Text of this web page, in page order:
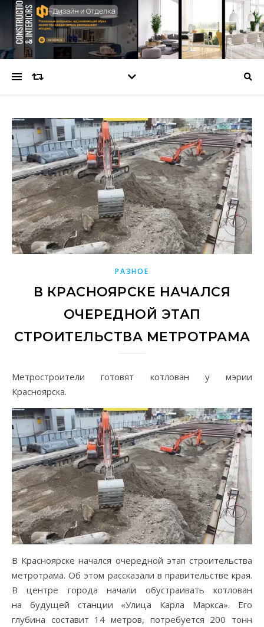
РАЗНОЕ
В КРАСНОЯРСКЕ НАЧАЛСЯ
ОЧЕРЕДНОЙ ЭТАП
СТРОИТЕЛЬСТВА МЕТРОТРАМА
Метростроители готовят котлован у мэрии
Красноярска.
В Красноярске начался очередной этап строительства
метротрама. Об этом рассказали в правительстве края.
В центре города начали обустраивать котлован
на будущей станции «Улица Карла Маркса». Его
глубина составит 14 метров, потребуется 200 тонн